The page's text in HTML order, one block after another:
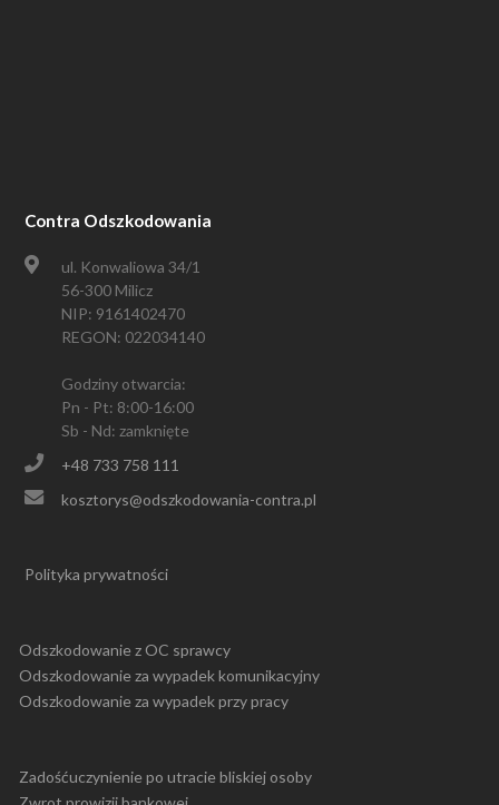
Contra Odszkodowania
ul. Konwaliowa 34/1
56-300 Milicz
NIP: 9161402470
REGON: 022034140
Godziny otwarcia:
Pn - Pt: 8:00-16:00
Sb - Nd: zamknięte
+48 733 758 111
kosztorys@odszkodowania-contra.pl
Polityka prywatności
Odszkodowanie z OC sprawcy
Odszkodowanie za wypadek komunikacyjny
Odszkodowanie za wypadek przy pracy
Zadośćuczynienie po utracie bliskiej osoby